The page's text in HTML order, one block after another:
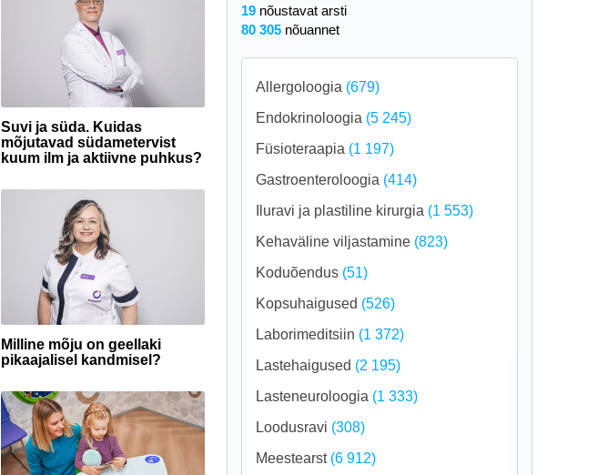
19 nõustavat arsti
80 305 nõuannet
Allergoloogia (679)
Endokrinoloogia (5 245)
Füsioteraapia (1 197)
Gastroenteroloogia (414)
Iluravi ja plastiline kirurgia (1 553)
Kehaväline viljastamine (823)
Koduõendus (51)
Kopsuhaigused (526)
Laborimeditsiin (1 372)
Lastehaigused (2 195)
Lasteneuroloogia (1 333)
Loodusravi (308)
Meestearst (6 912)
Suvi ja süda. Kuidas
mõjutavad südametervist
kuum ilm ja aktiivne puhkus?
Milline mõju on geellaki
pikaajalisel kandmisel?